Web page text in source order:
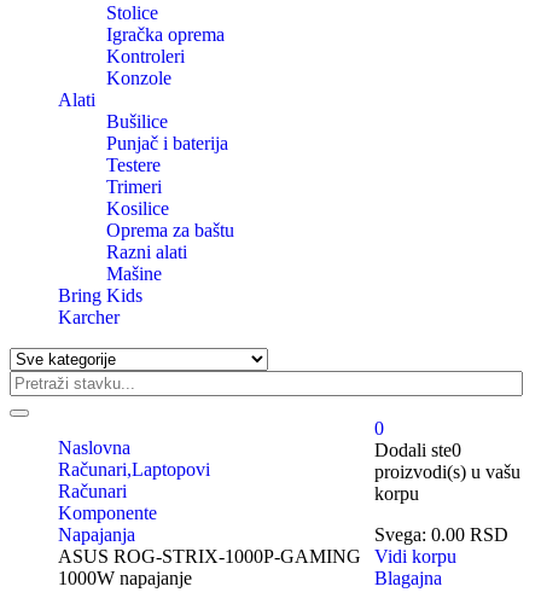
Stolice
Igračka oprema
Kontroleri
Konzole
Alati
Bušilice
Punjač i baterija
Testere
Trimeri
Kosilice
Oprema za baštu
Razni alati
Mašine
Bring Kids
Karcher
0
Dodali ste0
proizvodi(s) u vašu
korpu
Svega: 0.00RSD
Vidi korpu
Blagajna
Naslovna
Računari,Laptopovi
Računari
Komponente
Napajanja
ASUS ROG-STRIX-1000P-GAMING
1000W napajanje